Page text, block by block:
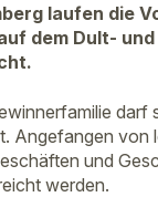
laufen die
dem Dult-
darf
Angefangen von
und
werden.